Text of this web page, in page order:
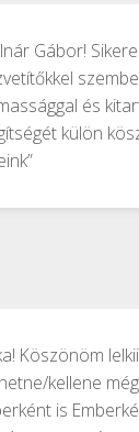
Gábor!
és
külön
Köszönöm
kellene
is